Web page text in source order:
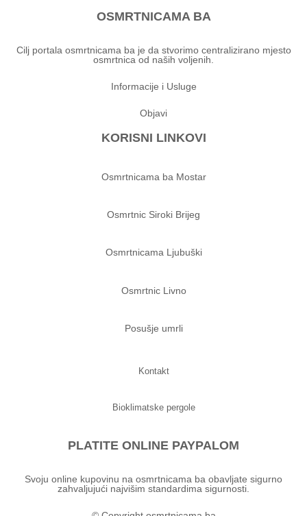
OSMRTNICAMA BA
Cilj portala osmrtnicama ba je da stvorimo centralizirano mjesto
osmrtnica od naših voljenih.
Informacije i Usluge
Objavi
KORISNI LINKOVI
Osmrtnicama ba Mostar
Osmrtnic Siroki Brijeg
Osmrtnicama Ljubuški
Osmrtnic Livno
Posušje umrli
Kontakt
Bioklimatske pergole
PLATITE ONLINE PAYPALOM
Svoju online kupovinu na osmrtnicama ba obavljate sigurno
zahvaljujući najvišim standardima sigurnosti.